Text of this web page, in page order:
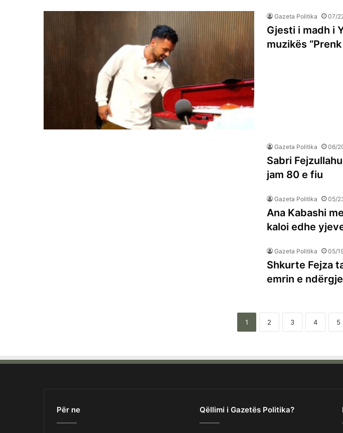
Gazeta Politika 07/
Gjesti i madh i
muzikës
Gazeta Politika 06/
Sabri
jam 80 e fiu
Gazeta Politika 05/
Ana Kabashi
kaloi edhe
Gazeta Politika 05/
Shkurte Fejza
emrin e
1 2 3 4 5
Për ne Qëllimi i Gazetës Politika?